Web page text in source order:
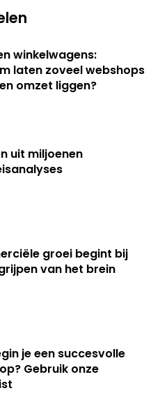
winkelwagens:
laten zoveel webshops
omzet liggen?
uit miljoenen
groei begint bij
van het brein
je een succesvolle
Gebruik onze